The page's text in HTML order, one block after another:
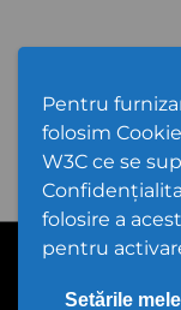
Pentru
folosim
W3C ce se
folosire a
pentru
Setările mele
PPW @ 2026 |
Politică de
Termeni și